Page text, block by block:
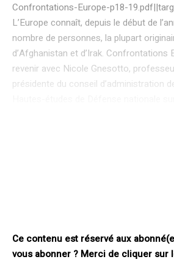
Confrontations-Europe-p18-
L’Europe connaît, depuis le début de
nombre de personnes, la plupart
d’Afghanistan et d’Irak. Confrontations
revenir avec Nicole Gnesotto,
présidente du conseil d’administration
Ce contenu est réservé aux
vous abonner ? Merci de cliquer sur